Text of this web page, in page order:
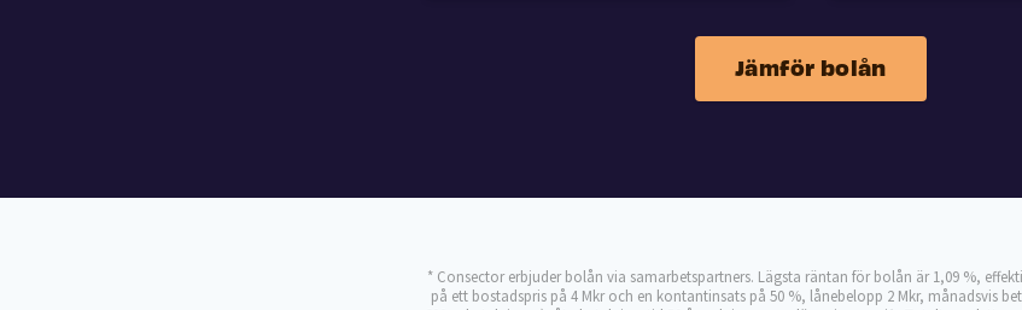
Jämför bolån
* Consector erbjuder bolån via samarbetspartners. Lägsta räntan för bolån är 1,09 %,
på ett bostadspris på 4 Mkr och en kontantinsats på 50 %, lånebelopp 2 Mkr, månadsvis